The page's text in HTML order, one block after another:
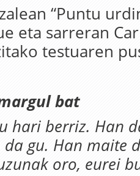
“Puntu
eta sarreran
testuaren
bat
hari berriz. Han
da gu. Han maite
oro, eurei